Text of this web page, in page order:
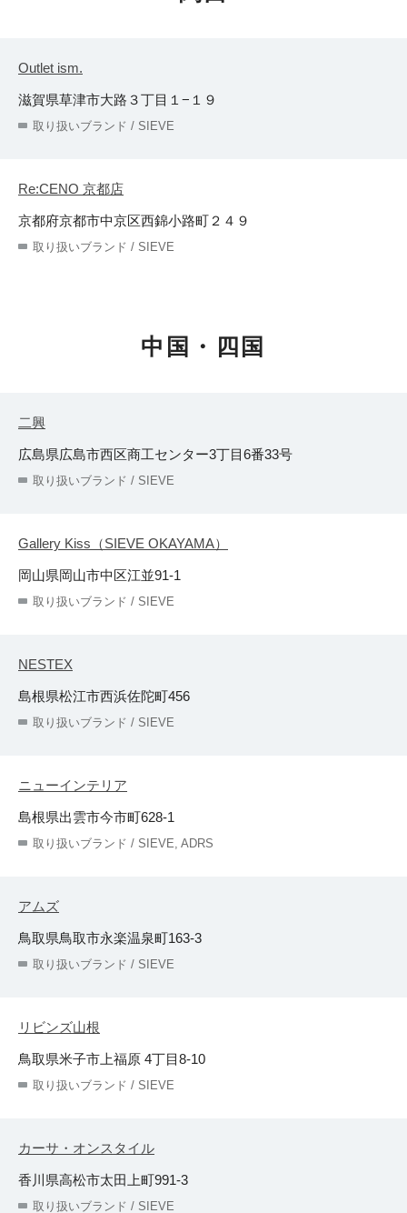
Outlet ism.
滋賀県草津市大路３丁目１−１９
取り扱いブランド / SIEVE
Re:CENO 京都店
京都府京都市中京区西錦小路町２４９
取り扱いブランド / SIEVE
中国・四国
二興
広島県広島市西区商工センター3丁目6番33号
取り扱いブランド / SIEVE
Gallery Kiss（SIEVE OKAYAMA）
岡山県岡山市中区江並91-1
取り扱いブランド / SIEVE
NESTEX
島根県松江市西浜佐陀町456
取り扱いブランド / SIEVE
ニューインテリア
島根県出雲市今市町628-1
取り扱いブランド / SIEVE, ADRS
アムズ
鳥取県鳥取市永楽温泉町163-3
取り扱いブランド / SIEVE
リビンズ山根
鳥取県米子市上福原 4丁目8-10
取り扱いブランド / SIEVE
カーサ・オンスタイル
香川県高松市太田上町991-3
取り扱いブランド / SIEVE